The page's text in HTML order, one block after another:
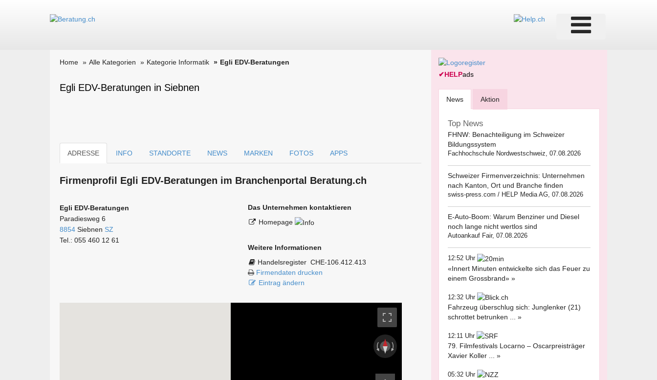
Home Alle Kategorien Kategorie Informatik Egli EDV-Beratungen
Egli EDV-Beratungen in Siebnen
ADRESSE INFO STANDORTE NEWS MARKEN FOTOS APPS
Firmen­profil Egli EDV-Beratungen im Branchen­portal Beratung.ch
Egli EDV-Beratungen
Paradiesweg 6
8854 Siebnen SZ
Tel.: 055 460 12 61
Das Unternehmen kontaktieren
Homepage
Weitere Informationen
Handelsregister CHE-106.412.413
Firmendaten drucken
Eintrag ändern
✔HELPads
News Aktion
Top News
FHNW: Benachteiligung im Schweizer
Bildungssystem
Fachhochschule Nordwestschweiz, 07.08.2026
Schweizer Firmenverzeichnis: Unternehmen
nach Kanton, Ort und Branche finden
swiss-press.com / HELP Media AG, 07.08.2026
E-Auto-Boom: Warum Benziner und Diesel
noch lange nicht wertlos sind
Autoankauf Fair, 07.08.2026
12:52 Uhr
«Innert Minuten entwickelte sich das Feuer zu
einem Grossbrand» »
12:32 Uhr
Fahrzeug überschlug sich: Junglenker (21)
schrottet betrunken ... »
12:11 Uhr
79. Filmfestivals Locarno – Oscarpreisträger
Xavier Koller ... »
05:32 Uhr